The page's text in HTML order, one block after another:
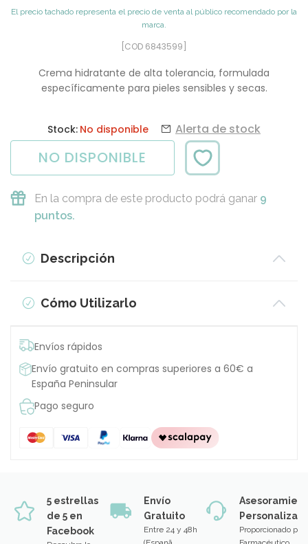
El precio tachado representa el precio de venta al público recomendado por la
marca.
[COD 6843599]
Crema hidratante de alta tolerancia, formulada
específicamente para pieles sensibles y secas.
Stock: No disponible Alerta de stock
NO DISPONIBLE
En la compra de este producto podrá ganar 9
puntos.
Descripción
Cómo Utilizarlo
Envíos rápidos
Envío gratuito en compras superiores a 60€ a
España Peninsular
Pago seguro
5 estrellas
de 5 en
Facebook
Envío
Gratuito
Entre 24 y 48h
Proporcionado por